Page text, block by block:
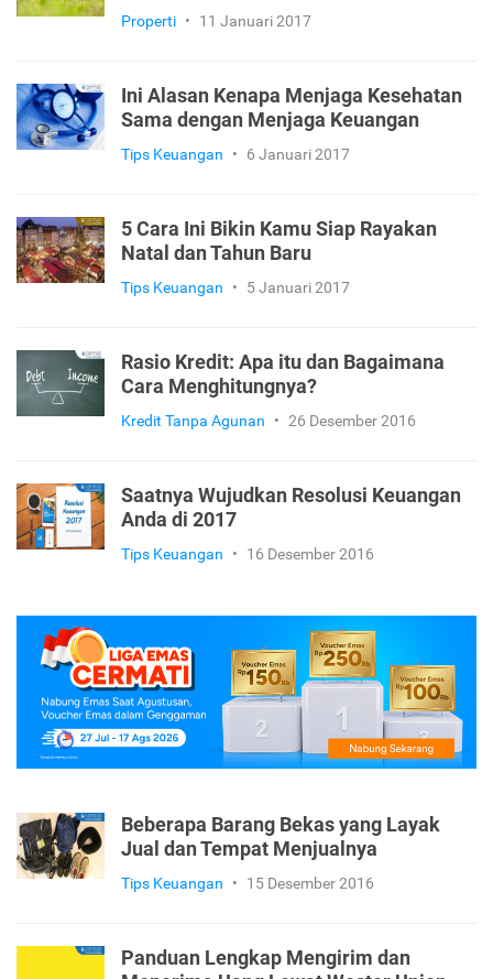
Properti • 11 Januari 2017
Ini Alasan Kenapa Menjaga Kesehatan
Sama dengan Menjaga Keuangan
Tips Keuangan • 6 Januari 2017
5 Cara Ini Bikin Kamu Siap Rayakan
Natal dan Tahun Baru
Tips Keuangan • 5 Januari 2017
Rasio Kredit: Apa itu dan Bagaimana
Cara Menghitungnya?
Kredit Tanpa Agunan • 26 Desember 2016
Saatnya Wujudkan Resolusi Keuangan
Anda di 2017
Tips Keuangan • 16 Desember 2016
Beberapa Barang Bekas yang Layak
Jual dan Tempat Menjualnya
Tips Keuangan • 15 Desember 2016
Panduan Lengkap Mengirim dan